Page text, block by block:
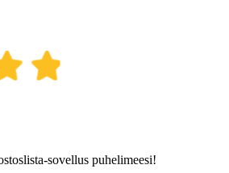
sovellus puhelimeesi!